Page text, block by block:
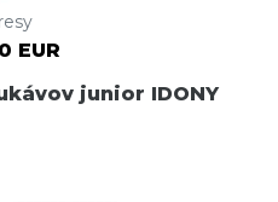
EUR
junior IDONY